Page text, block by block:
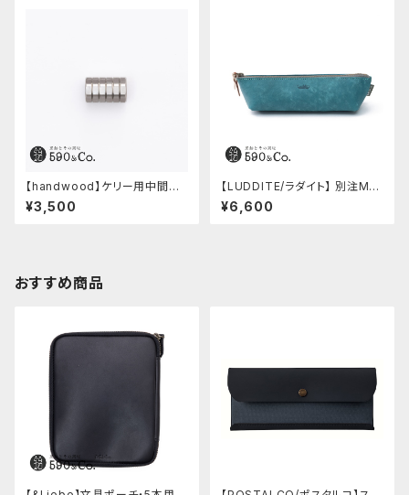
【handwood】ケリー用中間パ
ーツ/カスタムグリップ (八角形/
ステンレス)
¥3,500
【LUDDITE/ラダイト】 別注MAY
Aレザーボートペンケース (ター
キーブルー)
¥6,600
おすすめ商品